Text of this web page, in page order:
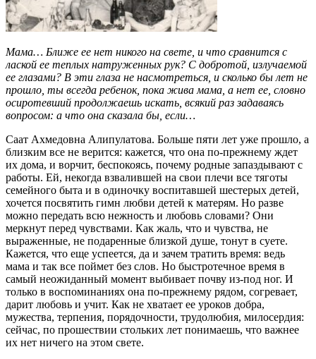
Мама… Ближе ее нет никого на свете, и что сравнится с
лаской ее теплых натруженных рук? С добротой, излучаемой
ее глазами? В эти глаза не насмотреться, и сколько бы лет не
прошло, ты всегда ребенок, пока жива мама, а нет ее, словно
осиротевший продолжаешь искать, всякий раз задаваясь
вопросом: а что она сказала бы, если…
Саат Ахмедовна Алипулатова. Больше пяти лет уже прошло, а
близким все не верится: кажется, что она по-прежнему ждет
их дома, и ворчит, беспокоясь, почему родные запаздывают с
работы. Ей, некогда взвалившей на свои плечи все тяготы
семейного быта и в одиночку воспитавшей шестерых детей,
хочется посвятить гимн любви детей к матерям. Но разве
можно передать всю нежность и любовь словами? Они
меркнут перед чувствами. Как жаль, что и чувства, не
выраженные, не подаренные близкой душе, тонут в суете.
Кажется, что еще успеется, да и зачем тратить время: ведь
мама и так все поймет без слов. Но быстротечное время в
самый неожиданный момент выбивает почву из-под ног. И
только в воспоминаниях она по-прежнему рядом, согревает,
дарит любовь и учит. Как не хватает ее уроков добра,
мужества, терпения, порядочности, трудолюбия, милосердия:
сейчас, по прошествии стольких лет понимаешь, что важнее
их нет ничего на этом свете.